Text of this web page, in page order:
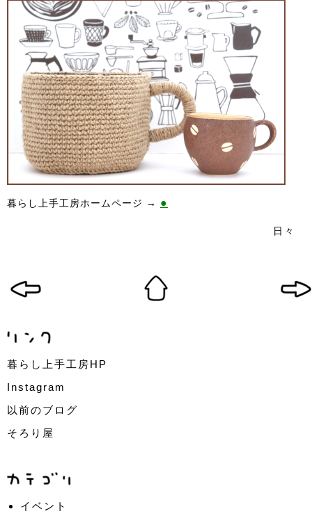
暮らし上手工房ホームページ → ●
日々
暮らし上手工房HP
Instagram
以前のブログ
そろり屋
イベント